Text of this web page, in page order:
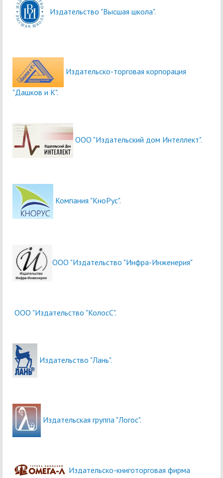
Издательство "Высшая школа".
Издательско-торговая корпорация
"Дашков и К".
ООО "Издательский дом Интеллект".
Компания "КноРус".
ООО "Издательство "Инфра-Инженерия"
ООО "Издательство "КолосС".
Издательство "Лань".
Издательская группа "Логос".
Издательско-книготорговая фирма